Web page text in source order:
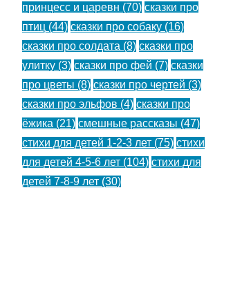
принцесс и царевн (70) сказки про
птиц (44) сказки про собаку (16)
сказки про солдата (8) сказки про
улитку (3) сказки про фей (7) сказки
про цветы (8) сказки про чертей (3)
сказки про эльфов (4) сказки про
ёжика (21) смешные рассказы (47)
стихи для детей 1-2-3 лет (75) стихи
для детей 4-5-6 лет (104) стихи для
детей 7-8-9 лет (30)